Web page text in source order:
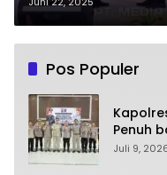
Pos Populer
Penuh
Juli 9,